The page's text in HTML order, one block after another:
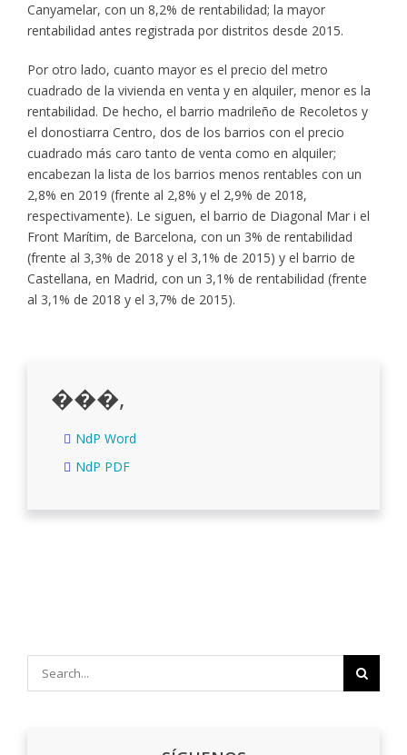
Canyamelar, con un 8,2% de rentabilidad; la mayor
rentabilidad antes registrada por distritos desde 2015.
Por otro lado, cuanto mayor es el precio del metro
cuadrado de la vivienda en venta y en alquiler, menor es la
rentabilidad. De hecho, el barrio madrileño de Recoletos y
el donostiarra Centro, dos de los barrios con el precio
cuadrado más caro tanto de venta como en alquiler;
encabezan la lista de los barrios menos rentables con un
2,8% en 2019 (frente al 2,8% y el 2,9% de 2018,
respectivamente). Le siguen, el barrio de Diagonal Mar i el
Front Marítim, de Barcelona, con un 3% de rentabilidad
(frente al 3,3% de 2018 y el 3,1% de 2015) y el barrio de
Castellana, en Madrid, con un 3,1% de rentabilidad (frente
al 3,1% de 2018 y el 3,7% de 2015).
���,
NdP Word
NdP PDF